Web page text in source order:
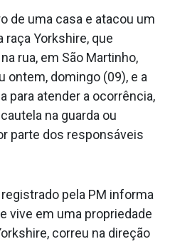
de uma casa e atacou um
raça Yorkshire, que
rua, em São Martinho,
ontem, domingo (09), e a
para atender a ocorrência,
na guarda ou
parte dos responsáveis
pela PM informa
vive em uma propriedade
correu na direção